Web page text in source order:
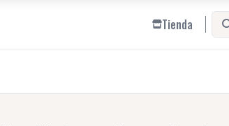
Tienda